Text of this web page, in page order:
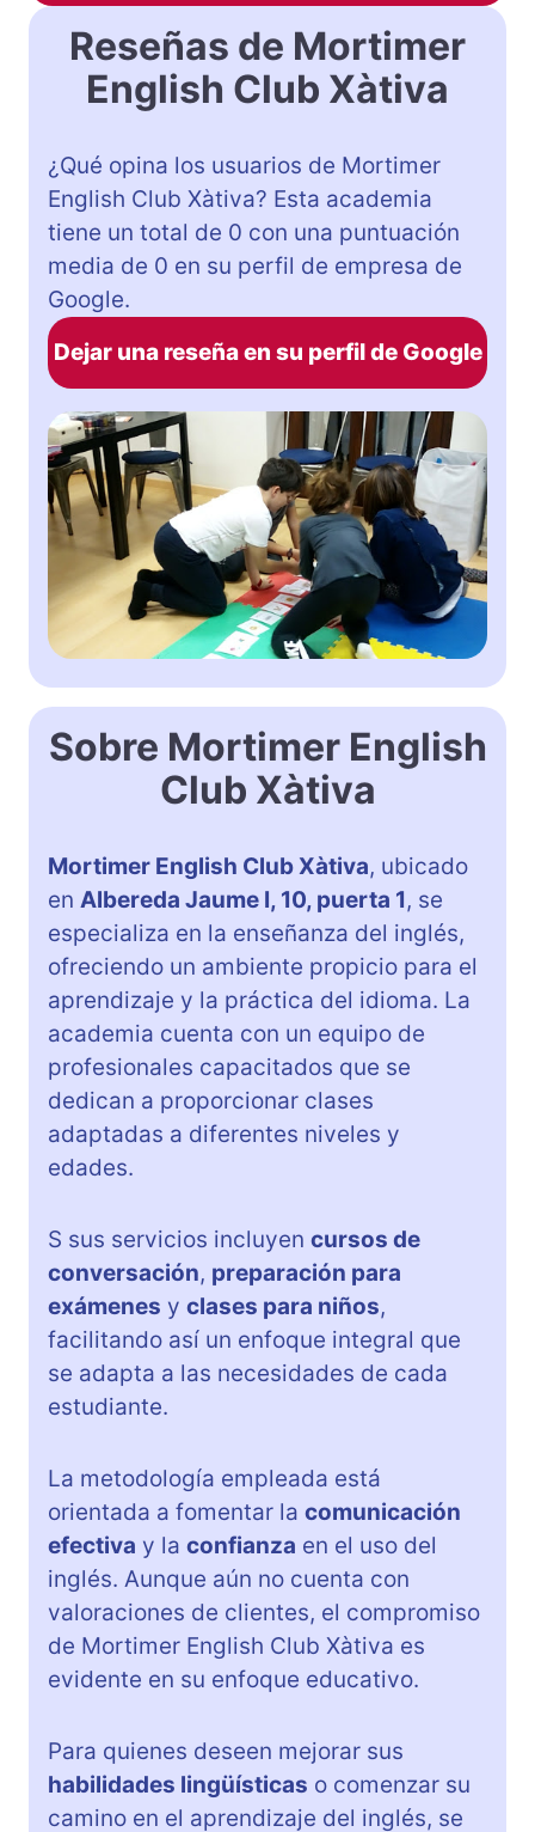
Reseñas de Mortimer
English Club Xàtiva
¿Qué opina los usuarios de Mortimer
English Club Xàtiva? Esta academia
tiene un total de 0 con una puntuación
media de 0 en su perfil de empresa de
Google.
Dejar una reseña en su perfil de Google
Sobre Mortimer English
Club Xàtiva
Mortimer English Club Xàtiva, ubicado
en Albereda Jaume I, 10, puerta 1, se
especializa en la enseñanza del inglés,
ofreciendo un ambiente propicio para el
aprendizaje y la práctica del idioma. La
academia cuenta con un equipo de
profesionales capacitados que se
dedican a proporcionar clases
adaptadas a diferentes niveles y
edades.
S sus servicios incluyen cursos de
conversación, preparación para
exámenes y clases para niños,
facilitando así un enfoque integral que
se adapta a las necesidades de cada
estudiante.
La metodología empleada está
orientada a fomentar la comunicación
efectiva y la confianza en el uso del
inglés. Aunque aún no cuenta con
valoraciones de clientes, el compromiso
de Mortimer English Club Xàtiva es
evidente en su enfoque educativo.
Para quienes deseen mejorar sus
habilidades lingüísticas o comenzar su
camino en el aprendizaje del inglés, se